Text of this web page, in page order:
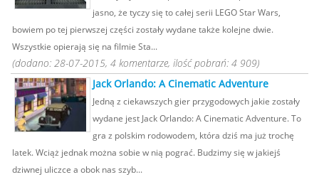
jasno, że tyczy się to całej serii LEGO Star Wars,
bowiem po tej pierwszej części zostały wydane także kolejne dwie.
Wszystkie opierają się na filmie Sta...
(dodano: 28-07-2015, 4 komentarze, ilość pobrań: 4 909)
Jack Orlando: A Cinematic Adventure
Jedną z ciekawszych gier przygodowych jakie zostały
wydane jest Jack Orlando: A Cinematic Adventure. To
gra z polskim rodowodem, która dziś ma już trochę
latek. Wciąż jednak można sobie w nią pograć. Budzimy się w jakiejś
dziwnej uliczce a obok nas szyb...